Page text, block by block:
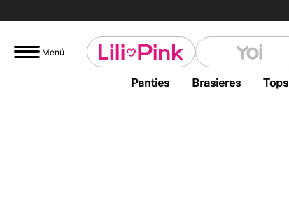
Menú
Panties Brasieres Tops